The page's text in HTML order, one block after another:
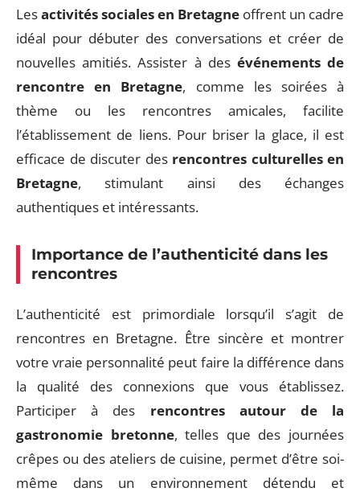
Lesactivités sociales en Bretagne offrent un cadre
idéal pour débuter des conversations et créer de
nouvelles amitiés. Assister à des événements de
rencontre en Bretagne, comme les soirées à
thème ou les rencontres amicales, facilite
l’établissement de liens. Pour briser la glace, il est
efficace de discuter des rencontres culturelles en
Bretagne, stimulant ainsi des échanges
authentiques et intéressants.
Importance de l’authenticité dans les
rencontres
L’authenticité est primordiale lorsqu’il s’agit de
rencontres en Bretagne. Être sincère et montrer
votre vraie personnalité peut faire la différence dans
la qualité des connexions que vous établissez.
Participer à des rencontres autour de la
gastronomie bretonne, telles que des journées
crêpes ou des ateliers de cuisine, permet d’être soi-
même dans un environnement détendu et